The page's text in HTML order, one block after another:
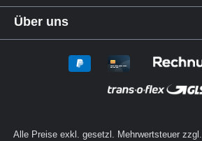
Über uns
Alle Preise exkl. gesetzl. Mehrwertsteuer zzgl.